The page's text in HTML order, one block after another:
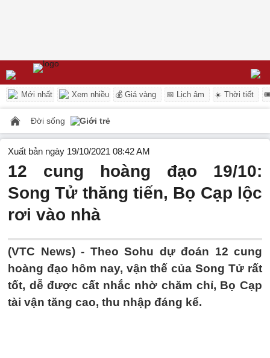
Mới nhất Xem nhiều 💰 Giá vàng 📅 Lịch âm ☀️ Thời tiết
Đời sống Giới trẻ
Xuất bản ngày 19/10/2021 08:42 AM
12 cung hoàng đạo 19/10:
Song Tử thăng tiến, Bọ Cạp lộc
rơi vào nhà
(VTC News) - Theo Sohu dự đoán 12 cung
hoàng đạo hôm nay, vận thế của Song Tử rất
tốt, dễ được cất nhắc nhờ chăm chỉ, Bọ Cạp
tài vận tăng cao, thu nhập đáng kể.